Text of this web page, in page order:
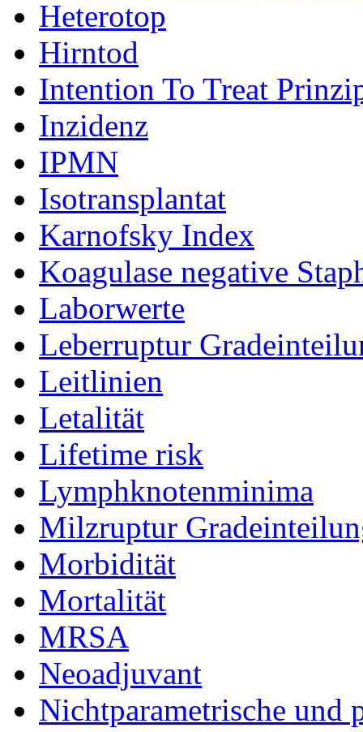
Heterotop
Hirntod
Intention To Treat
Inzidenz
IPMN
Isotransplantat
Karnofsky Index
Koagulase negative
Laborwerte
Leberruptur
Leitlinien
Letalität
Lifetime risk
Lymphknotenminima
Milzruptur
Morbidität
Mortalität
MRSA
Neoadjuvant
Nichtparametrische und